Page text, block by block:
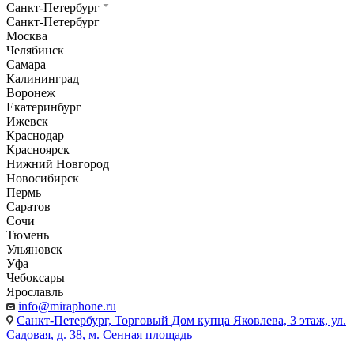
Санкт-Петербург
Санкт-Петербург
Москва
Челябинск
Самара
Калининград
Воронеж
Екатеринбург
Ижевск
Краснодар
Красноярск
Нижний Новгород
Новосибирск
Пермь
Саратов
Сочи
Тюмень
Ульяновск
Уфа
Чебоксары
Ярославль
info@miraphone.ru
Санкт-Петербург, Торговый Дом купца Яковлева, 3 этаж, ул.
Садовая, д. 38, м. Сенная площадь